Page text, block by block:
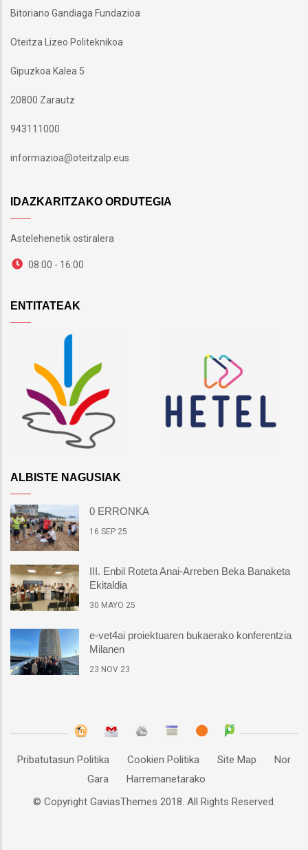
Bitoriano Gandiaga Fundazioa
Oteitza Lizeo Politeknikoa
Gipuzkoa Kalea 5
20800 Zarautz
943111000
informazioa@oteitzalp.eus
IDAZKARITZAKO ORDUTEGIA
Astelehenetik ostiralera
08:00 - 16:00
ENTITATEAK
ALBISTE NAGUSIAK
0 ERRONKA
16 SEP 25
III. Enbil Roteta Anai-Arreben Beka Banaketa
Ekitaldia
30 MAYO 25
e-vet4ai proiektuaren bukaerako konferentzia
Milanen
23 NOV 23
Pribatutasun Politika Cookien Politika Site Map
Nor
Gara
Harremanetarako
© Copyright GaviasThemes 2018. All Rights Reserved.